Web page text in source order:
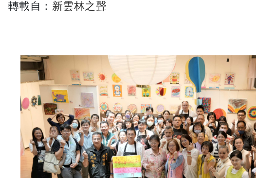
轉載自： 新雲林之聲